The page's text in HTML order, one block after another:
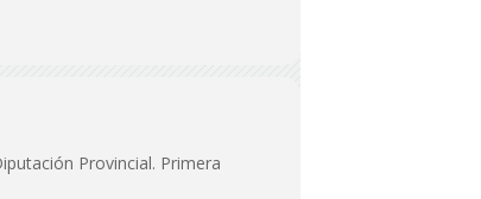
Provincial. Primera